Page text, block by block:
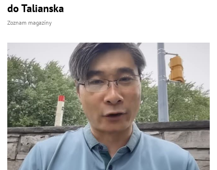
do Talianska
Zoznam magazíny